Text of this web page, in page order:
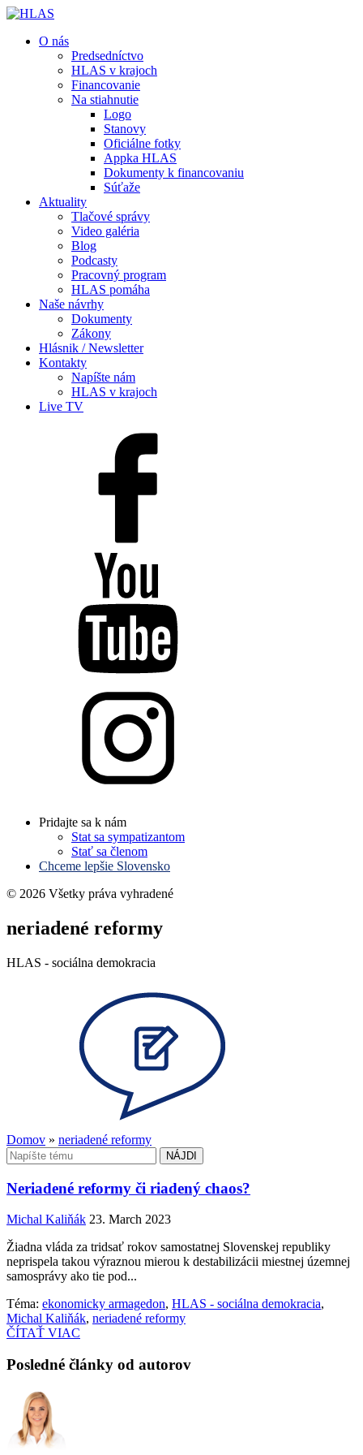
O nás
Predsedníctvo
HLAS v krajoch
Financovanie
Na stiahnutie
Logo
Stanovy
Oficiálne fotky
Appka HLAS
Dokumenty k financovaniu
Súťaže
Aktuality
Tlačové správy
Video galéria
Blog
Podcasty
Pracovný program
HLAS pomáha
Naše návrhy
Dokumenty
Zákony
Hlásnik / Newsletter
Kontakty
Napíšte nám
HLAS v krajoch
Live TV
Pridajte sa k nám
Stat sa sympatizantom
Stať sa členom
Chceme lepšie Slovensko
© 2026 Všetky práva vyhradené
neriadené reformy
HLAS - sociálna demokracia
Domov » neriadené reformy
Hľadať:
Neriadené reformy či riadený chaos?
Michal Kaliňák 23. March 2023
Žiadna vláda za tridsať rokov samostatnej Slovenskej republiky
neprispela takou výraznou mierou k destabilizácii miestnej územnej
samosprávy ako tie pod...
Téma: ekonomicky armagedon, HLAS - sociálna demokracia,
Michal Kaliňák, neriadené reformy
ČÍTAŤ VIAC
Posledné články od autorov